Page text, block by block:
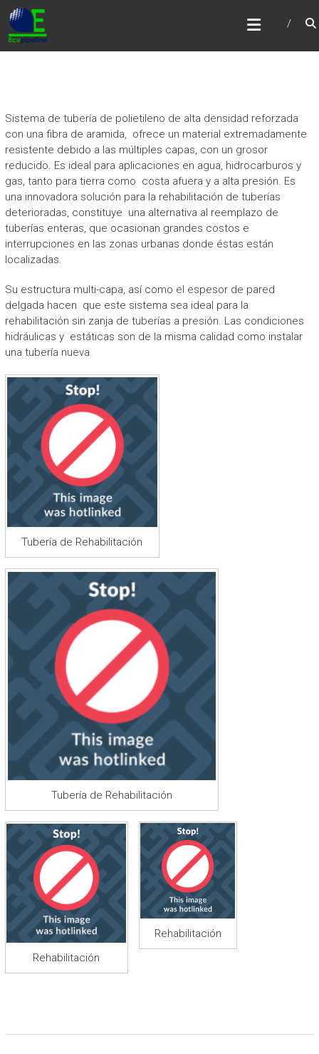
Skip
content
ECUPIPELINE
Creatividad e Innovación Industrial
Sistema de tubería de polietileno de alta densidad reforzada
con una fibra de aramida, ofrece un material extremadamente
resistente debido a las múltiples capas, con un grosor
reducido. Es ideal para aplicaciones en agua, hidrocarburos y
gas, tanto para tierra como costa afuera y a alta presión. Es
una innovadora solución para la rehabilitación de tuberías
deterioradas, constituye una alternativa al reemplazo de
tuberías enteras, que ocasionan grandes costos e
interrupciones en las zonas urbanas donde éstas están
localizadas.
Su estructura multi-capa, así como el espesor de pared
delgada hacen que este sistema sea ideal para la
rehabilitación sin zanja de tuberías a presión. Las condiciones
hidráulicas y estáticas son de la misma calidad como instalar
una tubería nueva.
Tubería de Rehabilitación
Tubería de Rehabilitación
Rehabilitación
Rehabilitación